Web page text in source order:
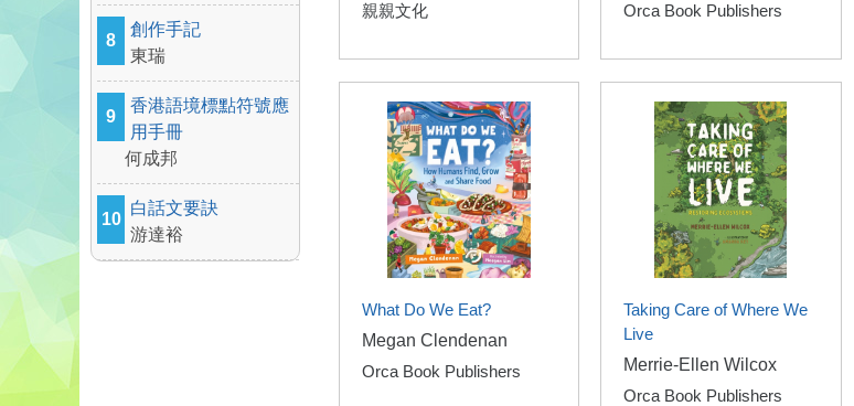
8
創作手記
東瑞
9
香港語境標點符號應
用手冊
何成邦
10
白話文要訣
游達裕
親親文化
Orca Book Publishers
What Do We Eat?
Megan Clendenan
Orca Book Publishers
Taking Care of Where We
Live
Merrie-Ellen Wilcox
Orca Book Publishers